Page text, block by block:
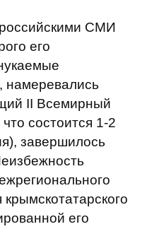
СМИ
его
намеревались
II Всемирный
состоится 1-2
завершилось
его